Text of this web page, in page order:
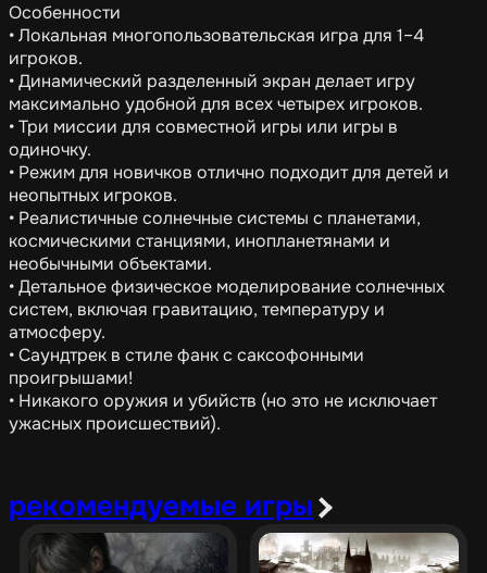
Особенности
• Локальная многопользовательская игра для 1–4
игроков.
• Динамический разделенный экран делает игру
максимально удобной для всех четырех игроков.
• Три миссии для совместной игры или игры в
одиночку.
• Режим для новичков отлично подходит для детей и
неопытных игроков.
• Реалистичные солнечные системы с планетами,
космическими станциями, инопланетянами и
необычными объектами.
• Детальное физическое моделирование солнечных
систем, включая гравитацию, температуру и
атмосферу.
• Саундтрек в стиле фанк с саксофонными
проигрышами!
• Никакого оружия и убийств (но это не исключает
ужасных происшествий).
рекомендуемые игры